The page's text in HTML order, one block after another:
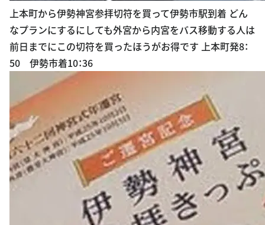
上本町から伊勢神宮参拝切符を買って伊勢市駅到着 どん
なプランにするにしても外宮から内宮をバス移動する人は
前日までにこの切符を買ったほうがお得です 上本町発8：
50 伊勢市着10：36